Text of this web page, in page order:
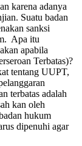
karena adanya
Suatu badan
sanksi
Apa itu
apabila
Terbatas)?
tentang UUPT,
terbatas adalah
kan oleh
hukum
dipenuhi agar